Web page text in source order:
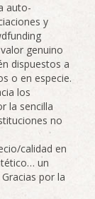
auto-
y
genuino
dispuestos a
o en especie.
los
la sencilla
no
calidad en
un
por la